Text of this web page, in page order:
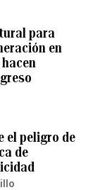
para
en
el peligro de
de